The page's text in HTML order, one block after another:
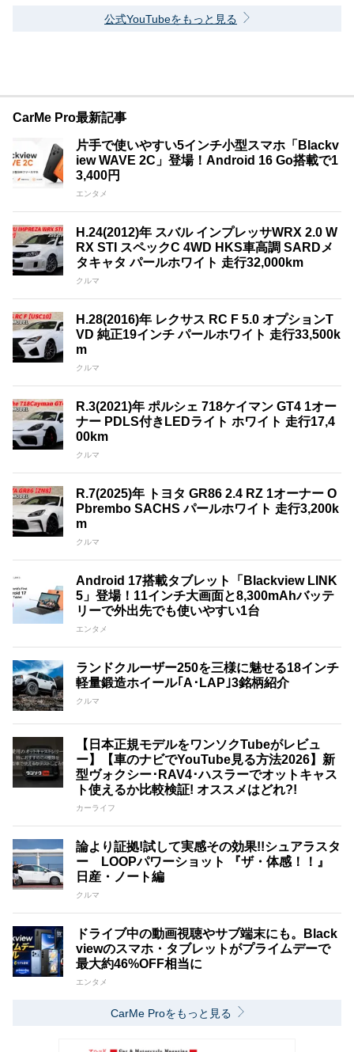
公式YouTubeをもっと見る
CarMe Pro最新記事
片手で使いやすい5インチ小型スマホ「Blackv
iew WAVE 2C」登場！Android 16 Go搭載で1
3,400円
エンタメ
H.24(2012)年 スバル インプレッサWRX 2.0 W
RX STI スペックC 4WD HKS車高調 SARDメ
タキャタ パールホワイト 走行32,000km
クルマ
H.28(2016)年 レクサス RC F 5.0 オプションT
VD 純正19インチ パールホワイト 走行33,500k
m
クルマ
R.3(2021)年 ポルシェ 718ケイマン GT4 1オー
ナー PDLS付きLEDライト ホワイト 走行17,4
00km
クルマ
R.7(2025)年 トヨタ GR86 2.4 RZ 1オーナー O
Pbrembo SACHS パールホワイト 走行3,200k
m
クルマ
Android 17搭載タブレット「Blackview LINK
5」登場！11インチ大画面と8,300mAhバッテ
リーで外出先でも使いやすい1台
エンタメ
ランドクルーザー250を三様に魅せる18インチ
軽量鍛造ホイール｢A･LAP｣3銘柄紹介
クルマ
【日本正規モデルをワンソクTubeがレビュ
ー】【車のナビでYouTube見る方法2026】新
型ヴォクシー･RAV4･ハスラーでオットキャス
ト使えるか比較検証! オススメはどれ?!
カーライフ
論より証拠!試して実感その効果!!シュアラスタ
ー LOOPパワーショット 『ザ・体感！！』
日産・ノート編
クルマ
ドライブ中の動画視聴やサブ端末にも。Black
viewのスマホ・タブレットがプライムデーで
最大約46%OFF相当に
エンタメ
CarMe Proをもっと見る